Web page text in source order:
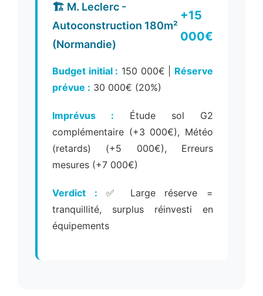
🏗️ M. Leclerc -
Autoconstruction 180m²
(Normandie)
+15
000€
Budget initial : 150 000€ | Réserve
prévue : 30 000€ (20%)
Imprévus : Étude sol G2
complémentaire (+3 000€), Météo
(retards) (+5 000€), Erreurs
mesures (+7 000€)
Verdict : ✅ Large réserve =
tranquillité, surplus réinvesti en
équipements